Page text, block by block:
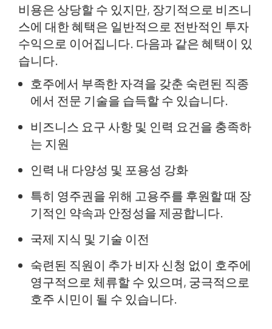
비용은 상당할 수 있지만, 장기적으로 비즈니
스에 대한 혜택은 일반적으로 전반적인 투자
수익으로 이어집니다. 다음과 같은 혜택이 있
습니다.
호주에서 부족한 자격을 갖춘 숙련된 직종
에서 전문 기술을 습득할 수 있습니다.
비즈니스 요구 사항 및 인력 요건을 충족하
는 지원
인력 내 다양성 및 포용성 강화
특히 영주권을 위해 고용주를 후원할 때 장
기적인 약속과 안정성을 제공합니다.
국제 지식 및 기술 이전
숙련된 직원이 추가 비자 신청 없이 호주에
영구적으로 체류할 수 있으며, 궁극적으로
호주 시민이 될 수 있습니다.